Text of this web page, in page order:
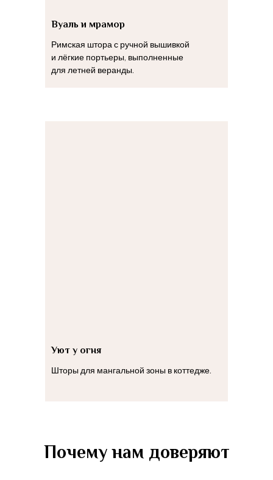
Вуаль и мрамор
Римская штора с ручной вышивкой
и лёгкие портьеры, выполненные
для летней веранды.
Уют у огня
Шторы для мангальной зоны в коттедже.
Почему нам доверяют